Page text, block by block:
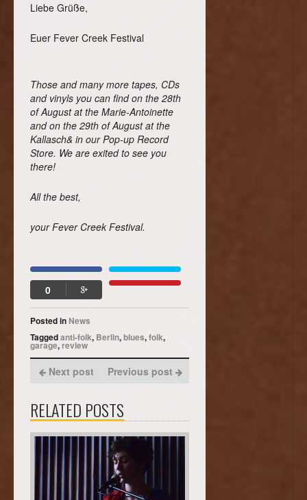
Liebe Grüße,
Euer Fever Creek Festival
Those and many more tapes, CDs
and vinyls you can find on the 28th
of August at the Marie-Antoinette
and on the 29th of August at the
Kallasch& in our Pop-up Record
Store. We are exited to see you
there!
All the best,
your Fever Creek Festival.
0 
Posted in News
Taggedanti-folk, Berlin,blues,folk,
garage,review
Previous post
Next post
RELATED POSTS